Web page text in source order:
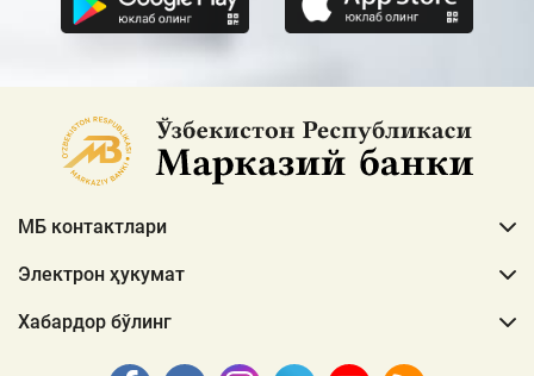
МБ контактлари
Электрон ҳукумат
Хабардор бўлинг